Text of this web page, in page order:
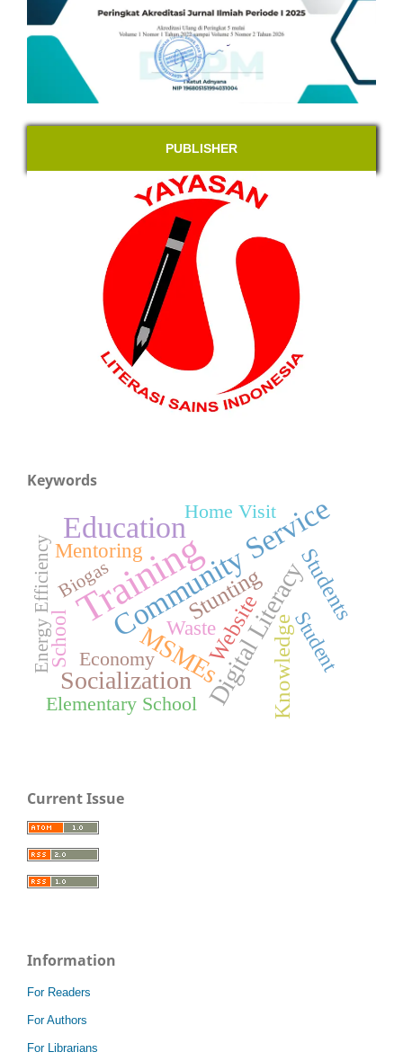
PUBLISHER
Keywords
Training
Community Service
Education
MSMEsDigital Literacy
Socialization
Stunting
Knowledge
Students
Website
Waste
Mentoring
School Student
Economy
Elementary School
Home Visit
Energy EfficiencyBiogas
Current Issue
Information
For Readers
For Authors
For Librarians